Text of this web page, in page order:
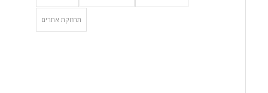
תחזוקת אתרים